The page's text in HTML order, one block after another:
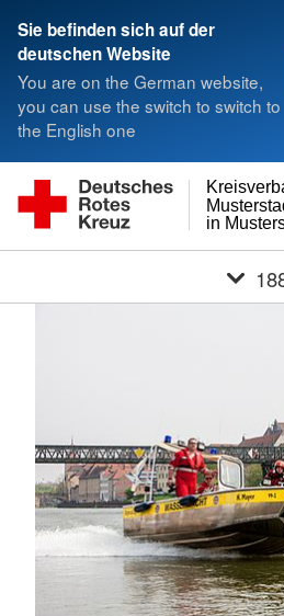
Sie befinden sich auf der
deutschen Website
You are on the German website,
you can use the switch to switch to
the English one
in